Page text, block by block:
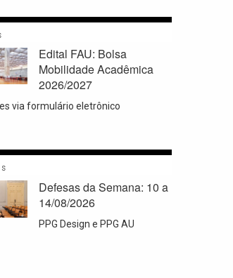
Edital FAU: Bolsa
Mobilidade Acadêmica
2026/2027
via formulário eletrônico
Defesas da Semana: 10 a
14/08/2026
PPG Design e PPG AU